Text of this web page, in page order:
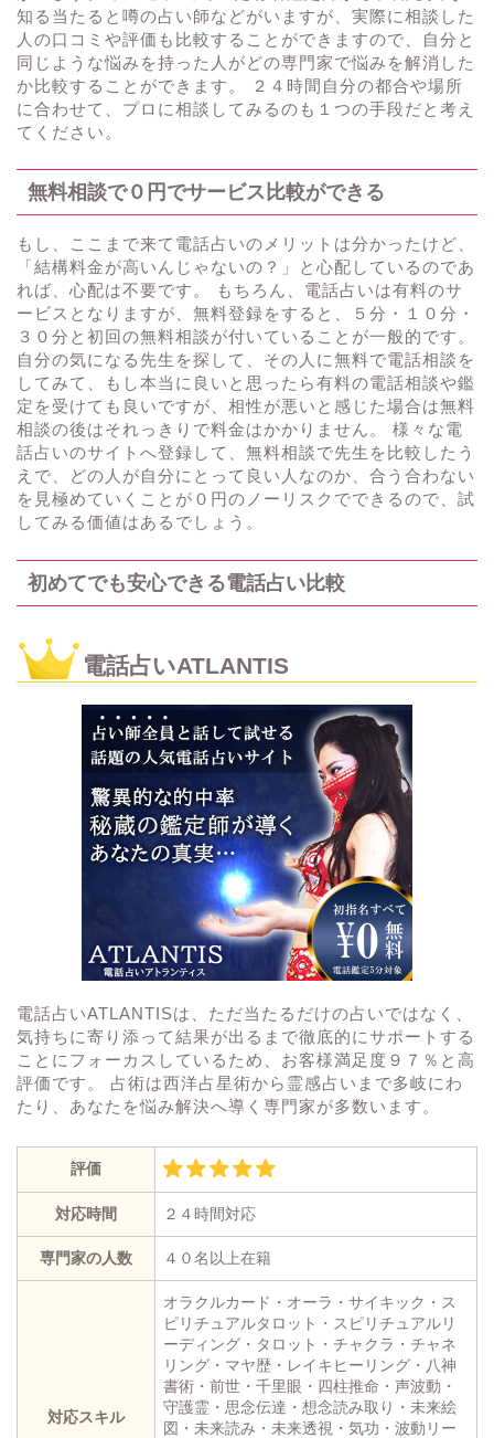
知る当たると噂の占い師などがいますが、実際に相談した
人の口コミや評価も比較することができますので、自分と
同じような悩みを持った人がどの専門家で悩みを解消した
か比較することができます。 ２４時間自分の都合や場所
に合わせて、プロに相談してみるのも１つの手段だと考え
てください。
無料相談で０円でサービス比較ができる
もし、ここまで来て電話占いのメリットは分かったけど、
「結構料金が高いんじゃないの？」と心配しているのであ
れば、心配は不要です。 もちろん、電話占いは有料のサ
ービスとなりますが、無料登録をすると、５分・１０分・
３０分と初回の無料相談が付いていることが一般的です。
自分の気になる先生を探して、その人に無料で電話相談を
してみて、もし本当に良いと思ったら有料の電話相談や鑑
定を受けても良いですが、相性が悪いと感じた場合は無料
相談の後はそれっきりで料金はかかりません。 様々な電
話占いのサイトへ登録して、無料相談で先生を比較したう
えで、どの人が自分にとって良い人なのか、合う合わない
を見極めていくことが０円のノーリスクでできるので、試
してみる価値はあるでしょう。
初めてでも安心できる電話占い比較
電話占いATLANTIS
電話占いATLANTISは、ただ当たるだけの占いではなく、
気持ちに寄り添って結果が出るまで徹底的にサポートする
ことにフォーカスしているため、お客様満足度９７％と高
評価です。 占術は西洋占星術から霊感占いまで多岐にわ
たり、あなたを悩み解決へ導く専門家が多数います。
評価
対応時間 ２４時間対応
専門家の人数 ４０名以上在籍
対応スキル
オラクルカード・オーラ・サイキック・ス
ピリチュアルタロット・スピリチュアルリ
ーディング・タロット・チャクラ・チャネ
リング・マヤ歴・レイキヒーリング・八神
書術・前世・千里眼・四柱推命・声波動・
守護霊・思念伝達・想念読み取り・未来絵
図・未来読み・未来透視・気功・波動リー